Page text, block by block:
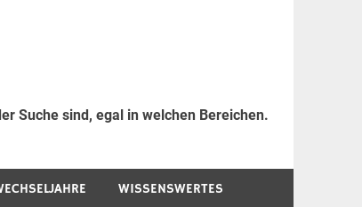
Suche sind, egal in welchen Bereichen.
WISSENSWERTES